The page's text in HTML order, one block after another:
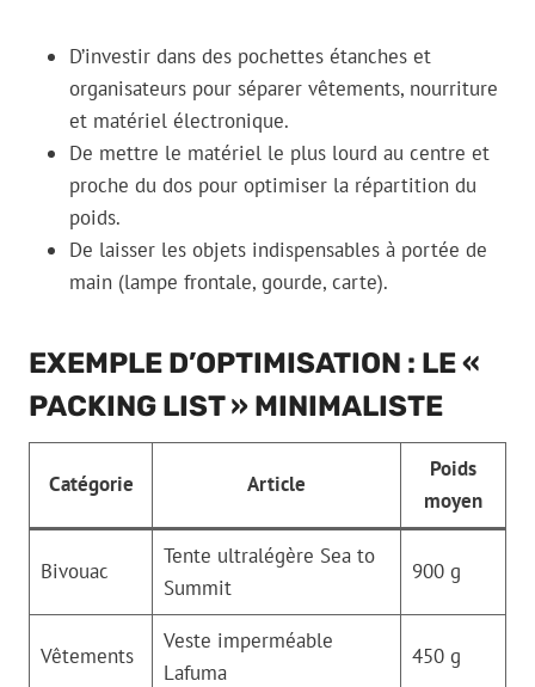
D’investir dans des pochettes étanches et
organisateurs pour séparer vêtements, nourriture
et matériel électronique.
De mettre le matériel le plus lourd au centre et
proche du dos pour optimiser la répartition du
poids.
De laisser les objets indispensables à portée de
main (lampe frontale, gourde, carte).
EXEMPLE D’OPTIMISATION : LE «
PACKING LIST » MINIMALISTE
Catégorie Article
Poids
moyen
Bivouac
Tente ultralégère Sea to
Summit
900 g
Vêtements
Veste imperméable
Lafuma
450 g